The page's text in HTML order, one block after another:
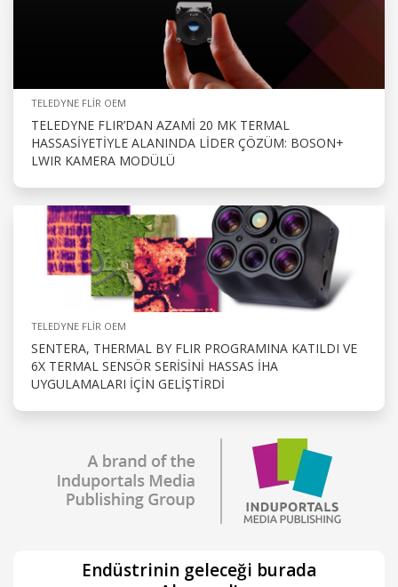
TELEDYNE FLIR OEM
TELEDYNE FLIR’DAN AZAMI 20 MK TERMAL
HASSASIYETIYLE ALANINDA LIDER ÇÖZÜM: BOSON+
LWIR KAMERA MODÜLÜ
TELEDYNE FLIR OEM
SENTERA, THERMAL BY FLIR PROGRAMINA KATILDI VE
6X TERMAL SENSÖR SERISINI HASSAS İHA
UYGULAMALARI IÇIN GELIŞTIRDI
Endüstrinin geleceği burada